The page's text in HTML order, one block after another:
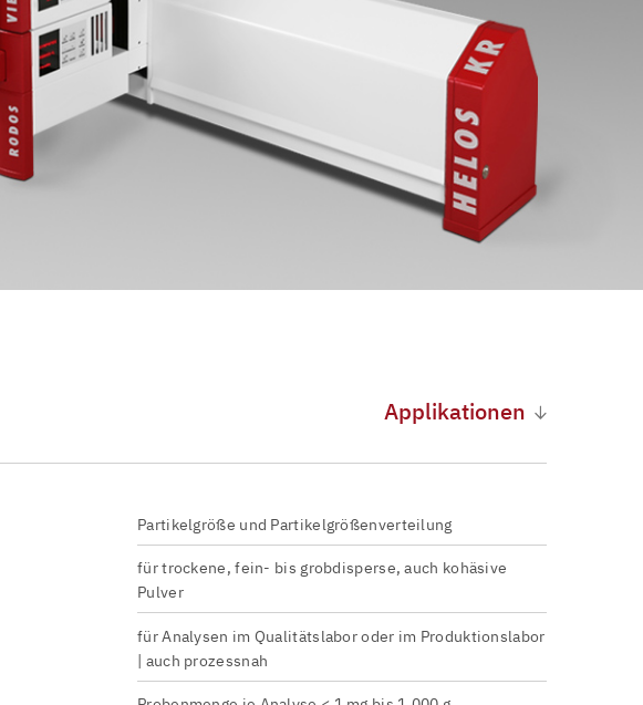
Applikationen
Partikelgröße und Partikelgrößenverteilung
für trockene, fein- bis grobdisperse, auch kohäsive
Pulver
für Analysen im Qualitätslabor oder im Produktionslabor
| auch prozessnah